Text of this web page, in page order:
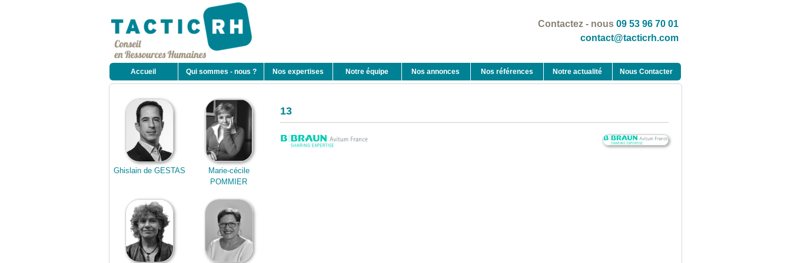
Ghislain de GESTAS
Marie-cécile
POMMIER
13
Contactez - nous 09 53 96 70 01
contact@tacticrh.com
Accueil Qui sommes - nous ? Nos expertises Notre équipe Nos annonces Nos références Notre actualité Nous Contacter